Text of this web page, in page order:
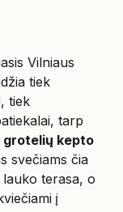
Vilniaus
tiek
tiek
tarp
grotelių kepto
svečiams čia
terasa, o
į